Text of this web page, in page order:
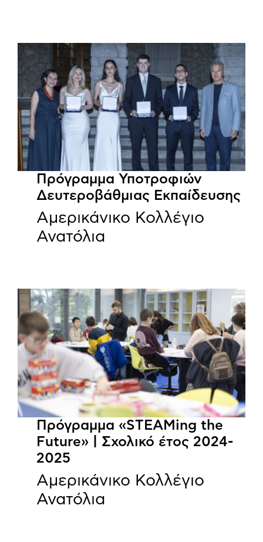
Πρόγραμμα Υποτροφιών
Δευτεροβάθμιας Εκπαίδευσης
Αμερικάνικο Κολλέγιο
Ανατόλια
Πρόγραμμα «STEAMing the
Future» | Σχολικό έτος 2024-
2025
Αμερικάνικο Κολλέγιο
Ανατόλια